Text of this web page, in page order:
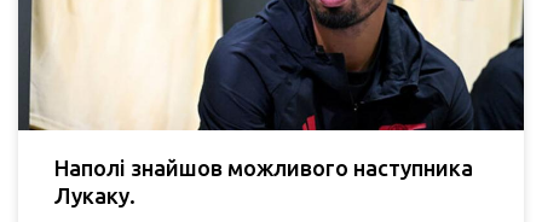
Наполі знайшов можливого наступника
Лукаку.